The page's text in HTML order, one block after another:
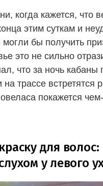
когда кажется, что
этим суткам и
бы получить
это не сильно
что за ночь
на трассе
покажется
для
у левого